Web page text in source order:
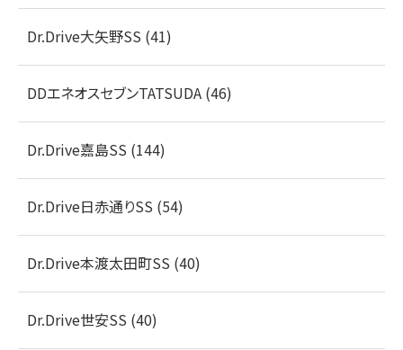
Dr.Drive大矢野SS (41)
DDエネオスセブンTATSUDA (46)
Dr.Drive嘉島SS (144)
Dr.Drive日赤通りSS (54)
Dr.Drive本渡太田町SS (40)
Dr.Drive世安SS (40)